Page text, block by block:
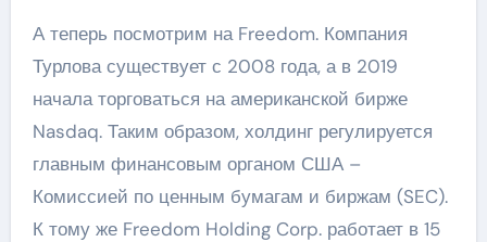
А теперь посмотрим на Freedom. Компания
Турлова существует с 2008 года, а в 2019
начала торговаться на американской бирже
Nasdaq. Таким образом, холдинг регулируется
главным финансовым органом США –
Комиссией по ценным бумагам и биржам (SEC).
К тому же Freedom Holding Corp. работает в 15